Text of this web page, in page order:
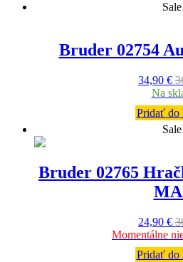
Bruder 02754
34,90 €
Na
Pridať do
Bruder 02765
24,90 €
Momentálne
Pridať do